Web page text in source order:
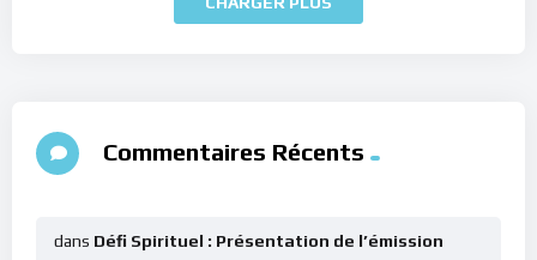
Commentaires Récents
dans Défi Spirituel : Présentation de l’émission